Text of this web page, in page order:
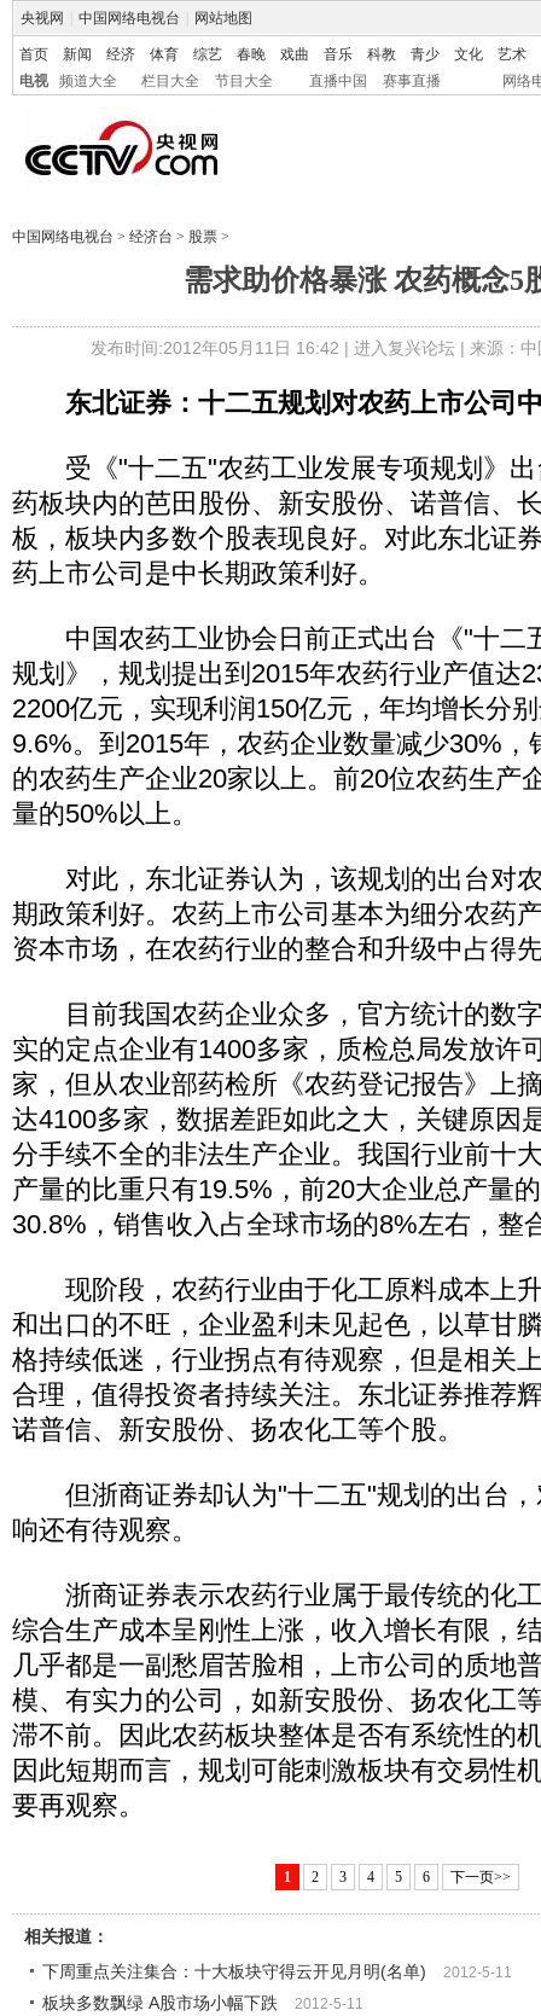
央视网 中国网络电视台 网站地图
首页 新闻 经济 体育 综艺 春晚 戏曲 音乐 科教 青少 文化
艺术
电视
频道大全 栏目大全 节目大全 直播中国 赛事直播 网络
中国网络电视台 > 经济台 > 股票 >
需求助价格暴涨 农药概念5
发布时间:2012年05月11日 16:42 | 进入复兴论坛| 来源：
东北证券：十二五规划对农药上市公司
受《"十二五"农药工业发展专项规划》出
药板块内的芭田股份、新安股份、诺普信、
板，板块内多数个股表现良好。对此东北证
药上市公司是中长期政策利好。
中国农药工业协会日前正式出台《"十二
规划》，规划提出到2015年农药行业产值达
2200亿元，实现利润150亿元，年均增长分
9.6%。到2015年，农药企业数量减少30%，
的农药生产企业20家以上。前20位农药生产
量的50%以上。
对此，东北证券认为，该规划的出台对
期政策利好。农药上市公司基本为细分农药
资本市场，在农药行业的整合和升级中占得
目前我国农药企业众多，官方统计的数
实的定点企业有1400多家，质检总局发放许
家，但从农业部药检所《农药登记报告》上
达4100多家，数据差距如此之大，关键原因
分手续不全的非法生产企业。我国行业前十
产量的比重只有19.5%，前20大企业总产量
30.8%，销售收入占全球市场的8%左右，整
现阶段，农药行业由于化工原料成本上
和出口的不旺，企业盈利未见起色，以草甘
格持续低迷，行业拐点有待观察，但是相关
合理，值得投资者持续关注。东北证券推荐
诺普信、新安股份、扬农化工等个股。
但浙商证券却认为"十二五"规划的出台，
响还有待观察。
浙商证券表示农药行业属于最传统的化
综合生产成本呈刚性上涨，收入增长有限，
几乎都是一副愁眉苦脸相，上市公司的质地
模、有实力的公司，如新安股份、扬农化工
滞不前。因此农药板块整体是否有系统性的
因此短期而言，规划可能刺激板块有交易性
要再观察。
1 2 3 4 5 6 下一页>>
相关报道：
下周重点关注集合：十大板块守得云开见月明(名单)
2012-5-11
板块多数飘绿 A股市场小幅下跌 2012-5-11